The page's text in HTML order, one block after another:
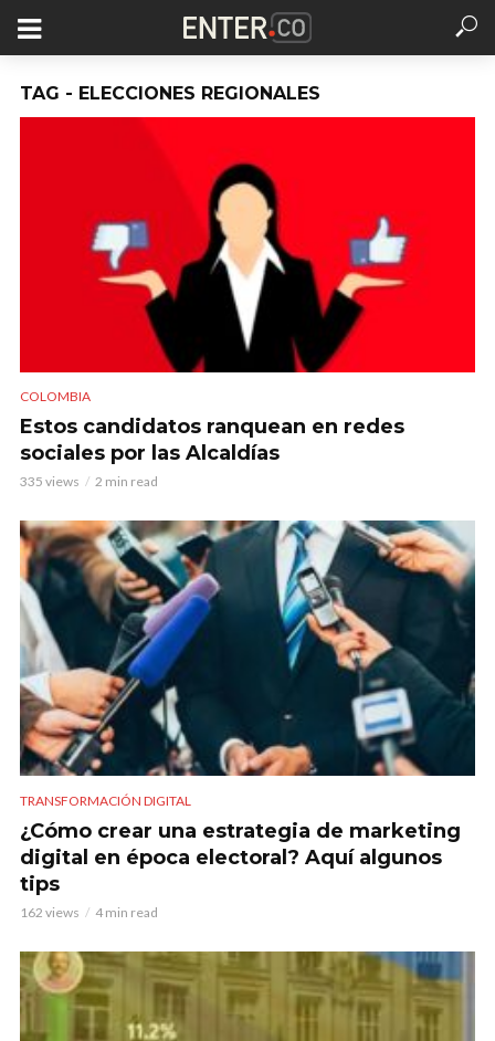
TAG - ELECCIONES REGIONALES
COLOMBIA
Estos candidatos ranquean en redes
sociales por las Alcaldías
335 views 2 min read
TRANSFORMACIÓN DIGITAL
¿Cómo crear una estrategia de marketing
digital en época electoral? Aquí algunos
tips
162 views 4 min read